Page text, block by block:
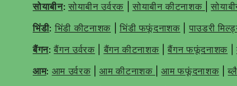
सोयाबीन: सोयाबीन उर्वरक सोयाबीन कीटनाशक |
भिंडी: भिंडी कीटनाशक भिंडी फफूंदनाशक पाउडरी
बैंगन:बैंगन उर्वरक बैंगन कीटनाशक |बैंगन फफूंदनाशक
आम: आम उर्वरक |आम कीटनाशक |आम फफूंदनाशक |